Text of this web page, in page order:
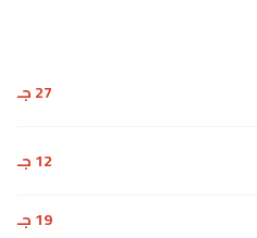
27 جـ
12 جـ
19 جـ